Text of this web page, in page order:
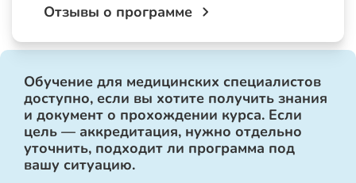
Отзывы о программе
Обучение для медицинских специалистов
доступно, если вы хотите получить знания
и документ о прохождении курса. Если
цель — аккредитация, нужно отдельно
уточнить, подходит ли программа под
вашу ситуацию.